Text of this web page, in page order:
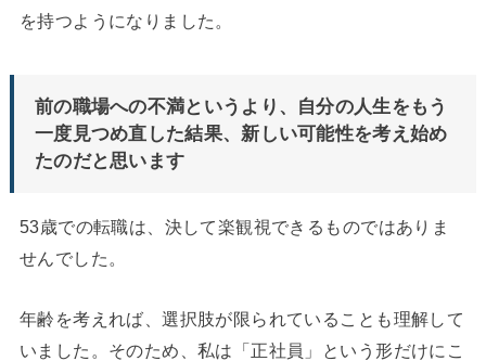
を持つようになりました。
前の職場への不満というより、自分の人生をもう
一度見つめ直した結果、新しい可能性を考え始め
たのだと思います
53歳での転職は、決して楽観視できるものではありま
せんでした。
年齢を考えれば、選択肢が限られていることも理解して
いました。そのため、私は「正社員」という形だけにこ